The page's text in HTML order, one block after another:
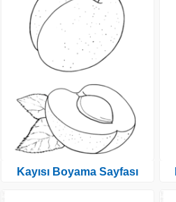
Kayısı Boyama Sayfası